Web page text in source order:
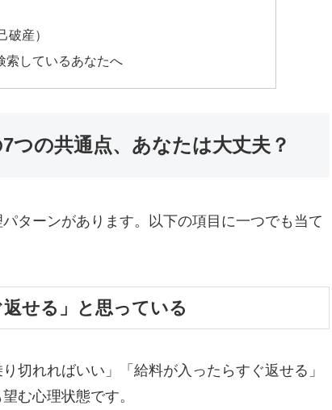
産）
索しているあなたへ
つの共通点、あなたは大丈夫？
ターンがあります。以下の項目に一つでも当て
せる」と思っている
切れればいい」「給料が入ったらすぐ返せる」
む心理状態です。